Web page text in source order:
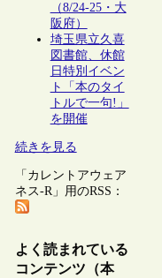
（8/24-25・大
阪府）
埼玉県立久喜
図書館、休館
日特別イベン
ト「本のタイ
トルで一句!」
を開催
続きを見る
「カレントアウェア
ネス-R」用のRSS：
よく読まれている
コンテンツ（本